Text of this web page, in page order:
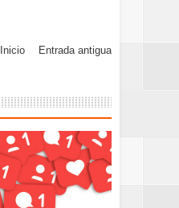
Entrada antigua
Inicio